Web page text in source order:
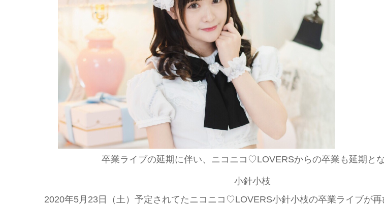
卒業ライブの延期に伴い、ニコニコ♡LOVERSからの卒業も延期と
小針小枝
2020年5月23日（土）予定されてたニコニコ♡LOVERS小針小枝の卒業ライブが再